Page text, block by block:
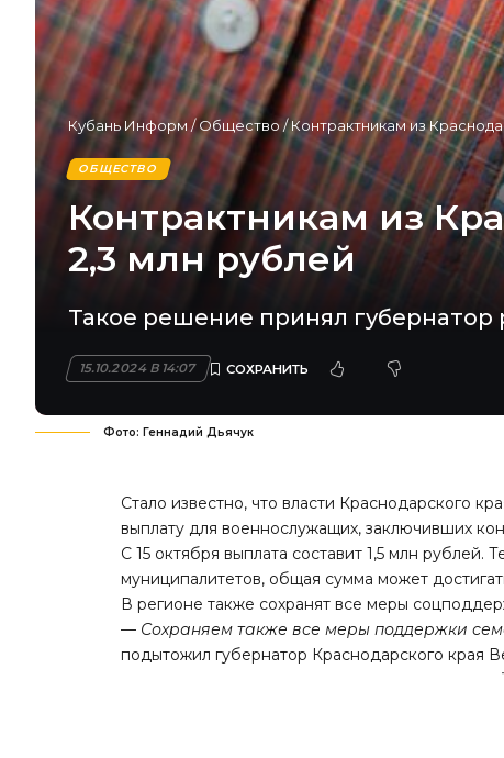
Кубань Информ /Общество /Контрактникам из
ОБЩЕСТВО
Контрактникам из
2,3 млн рублей
Такое решение принял губернатор
15.10.2024 В 14:07
Фото: Геннадий Дьячук
Стало известно, что власти Краснодарского
выплату для военнослужащих, заключивших
С 15 октября выплата составит 1,5 млн
муниципалитетов, общая сумма может
В регионе также сохранят все меры
— Сохраняем также все меры поддержки
подытожил губернатор Краснодарского края